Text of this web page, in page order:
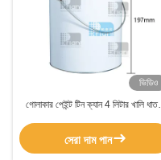
ভিডিও
গোলাকার পেইন্ট টিন ক্যান 4 লিটার খালি ধাতব
সেরা দাম পান